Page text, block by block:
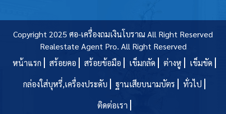
Copyright 2025 ศอ-เครื่องถมเงินโบราณ All Right Reserved
Realestate Agent Pro. All Right Reserved
หน้าแรก
สร้อยคอ สร้อยข้อมือ เข็มกลัด ต่างหู
เข็มขัด
กล่องใส่บุหรี่,เครื่องประดับ
ฐานเสียบนามบัตร
ทั่วไป
ติดต่อเรา